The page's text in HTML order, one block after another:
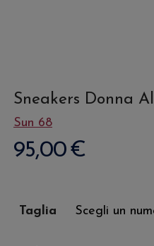
Sneakers Donna
Sun 68
95,00€
Taglia